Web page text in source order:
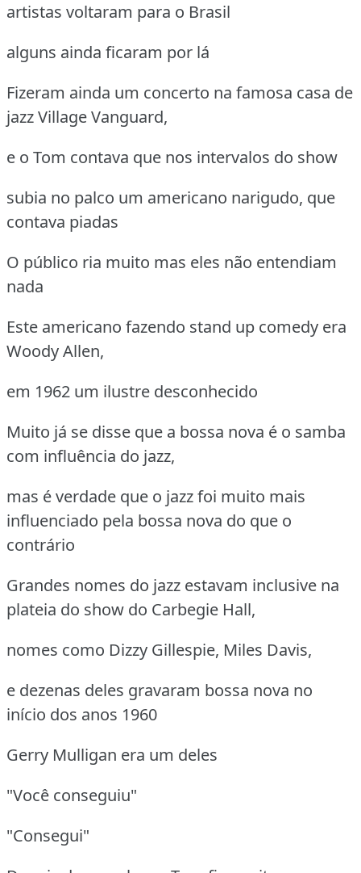
artistas voltaram para o Brasil
alguns ainda ficaram por lá
Fizeram ainda um concerto na famosa casa de
jazz Village Vanguard,
e o Tom contava que nos intervalos do show
subia no palco um americano narigudo, que
contava piadas
O público ria muito mas eles não entendiam
nada
Este americano fazendo stand up comedy era
Woody Allen,
em 1962 um ilustre desconhecido
Muito já se disse que a bossa nova é o samba
com influência do jazz,
mas é verdade que o jazz foi muito mais
influenciado pela bossa nova do que o
contrário
Grandes nomes do jazz estavam inclusive na
plateia do show do Carbegie Hall,
nomes como Dizzy Gillespie, Miles Davis,
e dezenas deles gravaram bossa nova no
início dos anos 1960
Gerry Mulligan era um deles
"Você conseguiu"
"Consegui"